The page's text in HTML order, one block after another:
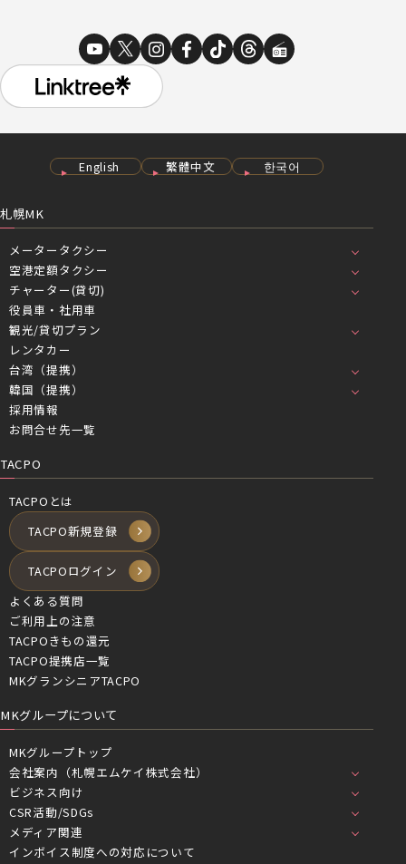
English 繁體中文 한국어
札幌MK
メータータクシー
空港定額タクシー
チャーター(貸切)
役員車・社用車
観光/貸切プラン
レンタカー
台湾（提携）
韓国（提携）
採用情報
お問合せ先一覧
TACPO
TACPOとは
TACPO新規登録
TACPOログイン
よくある質問
ご利用上の注意
TACPOきもの還元
TACPO提携店一覧
MKグランシニアTACPO
MKグループについて
MKグループトップ
会社案内（札幌エムケイ株式会社）
ビジネス向け
CSR活動/SDGs
メディア関連
インボイス制度への対応について